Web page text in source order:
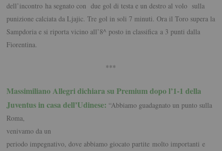
dell’incontro ha segnato con due gol di testa e un destro al volo sulla
punizione calciata da Ljajic. Tre gol in soli 7 minuti. Ora il Toro supera la
Sampdoria e si riporta vicino all’8^ posto in classifica a 3 punti dalla
Fiorentina.
***
Massimiliano Allegri dichiara su Premium dopo l’1-1 della
Juventus in casadell’Udinese: “Abbiamo guadagnato un punto sulla
Roma,
venivamo da un
periodo impegnativo, dove abbiamo giocato partite molto importanti e